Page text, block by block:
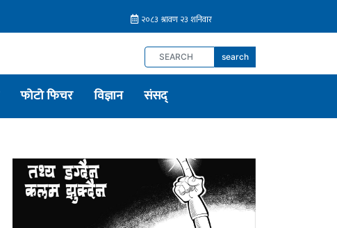
search
फोटो फिचर विज्ञान संसद्